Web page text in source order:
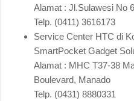
Alamat : Jl.Sulawesi No
Telp. (0411) 3616173
Service Center HTC di
SmartPocket Gadget
Alamat : MHC T37-38
Boulevard, Manado
Telp. (0431) 8880331